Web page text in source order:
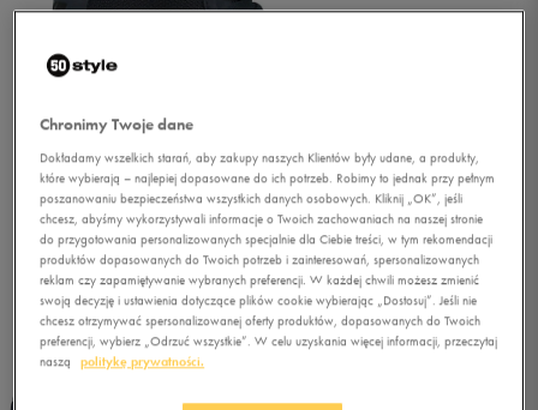
Chronimy Twoje dane
Dokładamy wszelkich starań, aby zakupy naszych Klientów były udane, a produkty,
które wybierają – najlepiej dopasowane do ich potrzeb. Robimy to jednak przy pełnym
poszanowaniu bezpieczeństwa wszystkich danych osobowych. Kliknij „OK”, jeśli
chcesz, abyśmy wykorzystywali informacje o Twoich zachowaniach na naszej stronie
do przygotowania personalizowanych specjalnie dla Ciebie treści, w tym rekomendacji
produktów dopasowanych do Twoich potrzeb i zainteresowań, spersonalizowanych
reklam czy zapamiętywanie wybranych preferencji. W każdej chwili możesz zmienić
swoją decyzję i ustawienia dotyczące plików cookie wybierając „Dostosuj”. Jeśli nie
chcesz otrzymywać spersonalizowanej oferty produktów, dopasowanych do Twoich
preferencji, wybierz „Odrzuć wszystkie”. W celu uzyskania więcej informacji, przeczytaj
naszą
politykę prywatności.